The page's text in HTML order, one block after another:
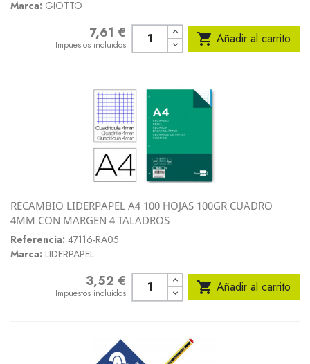
Marca: GIOTTO
7,61 €
Impuestos incluidos  Añadir al carrito
RECAMBIO LIDERPAPEL A4 100 HOJAS 100GR CUADRO
4MM CON MARGEN 4 TALADROS
Referencia: 47116-RA05
Marca: LIDERPAPEL
3,52 €
Impuestos incluidos  Añadir al carrito